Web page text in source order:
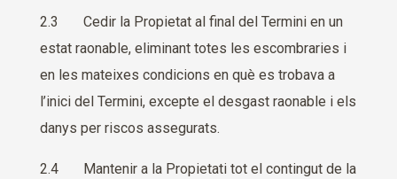
2.3 Cedir la Propietat al final del Termini en un
estat raonable, eliminant totes les escombraries i
en les mateixes condicions en què es trobava a
l’inici del Termini, excepte el desgast raonable i els
danys per riscos assegurats.
2.4 Mantenir a la Propietati tot el contingut de la